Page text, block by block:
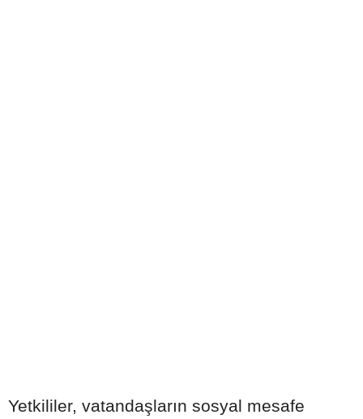
Yetkililer, vatandaşların sosyal mesafe